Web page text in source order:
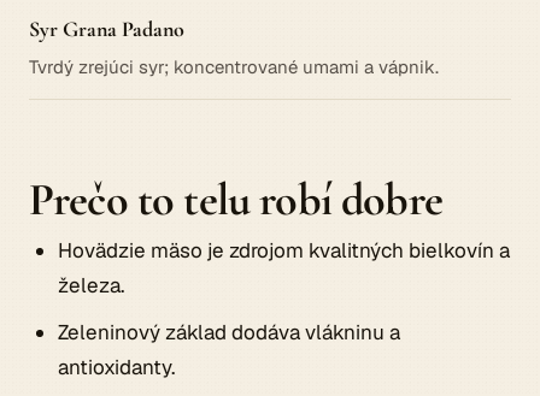
Syr Grana Padano
Tvrdý zrejúci syr; koncentrované umami a vápnik.
Prečo to telu robí dobre
Hovädzie mäso je zdrojom kvalitných bielkovín a
železa.
Zeleninový základ dodáva vlákninu a
antioxidanty.